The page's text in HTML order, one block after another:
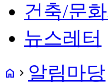
건축/문
뉴스레터
home navigate_next 알림마당